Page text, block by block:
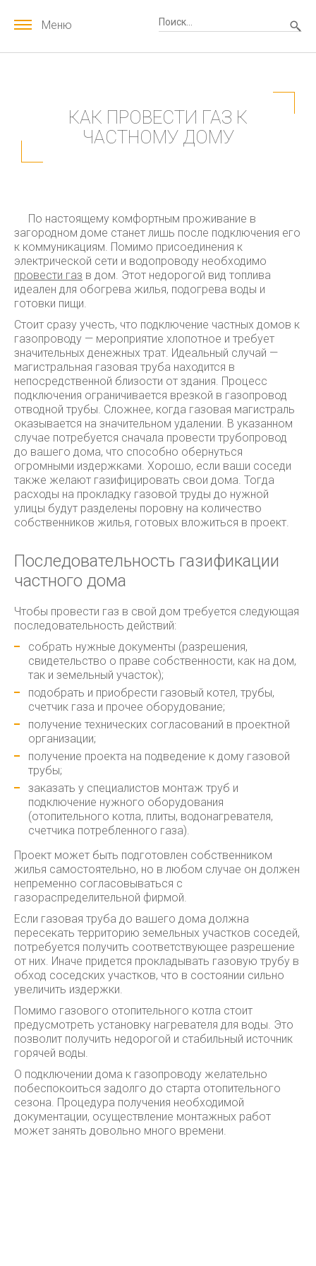
Меню
КАК ПРОВЕСТИ ГАЗ К
ЧАСТНОМУ ДОМУ
По настоящему комфортным проживание в
загородном доме станет лишь после подключения его
к коммуникациям. Помимо присоединения к
электрической сети и водопроводу необходимо
провести газ в дом. Этот недорогой вид топлива
идеален для обогрева жилья, подогрева воды и
готовки пищи.
Стоит сразу учесть, что подключение частных домов к
газопроводу — мероприятие хлопотное и требует
значительных денежных трат. Идеальный случай —
магистральная газовая труба находится в
непосредственной близости от здания. Процесс
подключения ограничивается врезкой в газопровод
отводной трубы. Сложнее, когда газовая магистраль
оказывается на значительном удалении. В указанном
случае потребуется сначала провести трубопровод
до вашего дома, что способно обернуться
огромными издержками. Хорошо, если ваши соседи
также желают газифицировать свои дома. Тогда
расходы на прокладку газовой труды до нужной
улицы будут разделены поровну на количество
собственников жилья, готовых вложиться в проект.
Последовательность газификации
частного дома
Чтобы провести газ в свой дом требуется следующая
последовательность действий:
собрать нужные документы (разрешения,
свидетельство о праве собственности, как на дом,
так и земельный участок);
подобрать и приобрести газовый котел, трубы,
счетчик газа и прочее оборудование;
получение технических согласований в проектной
организации;
получение проекта на подведение к дому газовой
трубы;
заказать у специалистов монтаж труб и
подключение нужного оборудования
(отопительного котла, плиты, водонагревателя,
счетчика потребленного газа).
Проект может быть подготовлен собственником
жилья самостоятельно, но в любом случае он должен
непременно согласовываться с
газораспределительной фирмой.
Если газовая труба до вашего дома должна
пересекать территорию земельных участков соседей,
потребуется получить соответствующее разрешение
от них. Иначе придется прокладывать газовую трубу в
обход соседских участков, что в состоянии сильно
увеличить издержки.
Помимо газового отопительного котла стоит
предусмотреть установку нагревателя для воды. Это
позволит получить недорогой и стабильный источник
горячей воды.
О подключении дома к газопроводу желательно
побеспокоиться задолго до старта отопительного
сезона. Процедура получения необходимой
документации, осуществление монтажных работ
может занять довольно много времени.